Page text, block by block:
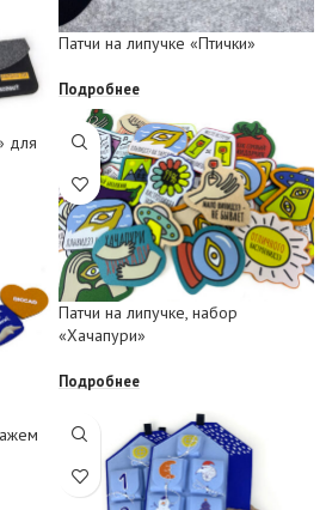
Патчи на липучке «Птички»
Подробнее
для
Патчи на липучке, набор
«Хачапури»
Подробнее